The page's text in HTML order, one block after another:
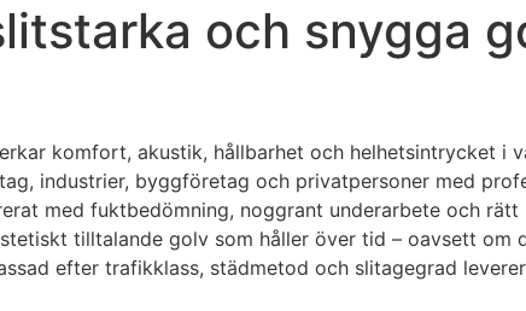
och snygga
komfort, akustik, hållbarhet och helhetsintrycket i
industrier, byggföretag och privatpersoner med
med fuktbedömning, noggrant underarbete och
tilltalande golv som håller över tid – oavsett
efter trafikklass, städmetod och slitagegrad